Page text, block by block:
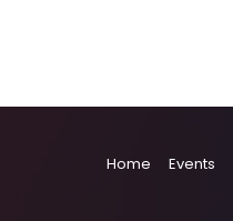
Home Events